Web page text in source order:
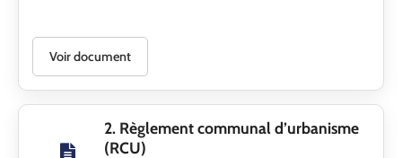
Voir document
2. Règlement communal d’urbanisme
(RCU)